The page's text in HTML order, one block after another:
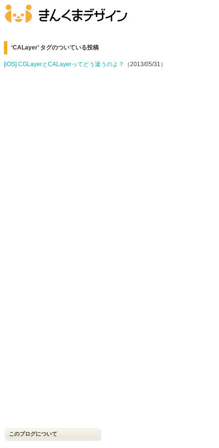
‘CALayer’ タグのついている投稿
[iOS] CGLayerとCALayerってどう違うのよ？ （2013/05/31）
このブログについて